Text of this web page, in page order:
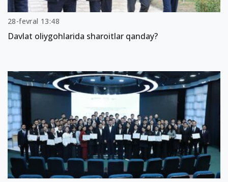
28-fevral 13:48
Davlat oliygohlarida sharoitlar qanday?